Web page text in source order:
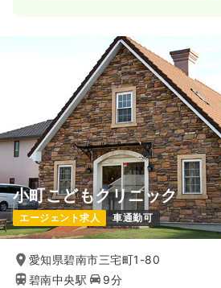
万円/月 賞与2回
8:30～16:30
月給30万円以上可
気になる
日勤のみ（パート）
給与 時給1,400円〜
時間 8:30～16:30
時給1,400円以上可
小町こどもクリニック
エージェント求人 車通勤可
愛知県碧南市三宅町1-80
碧南中央駅
9分